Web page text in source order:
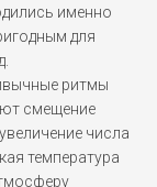
именно
для
ритмы
смещение
числа
температура